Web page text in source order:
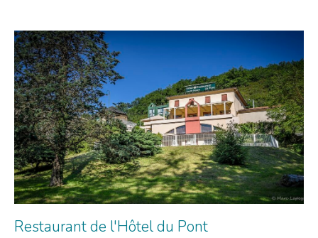
Restaurant de l'Hôtel du Pont